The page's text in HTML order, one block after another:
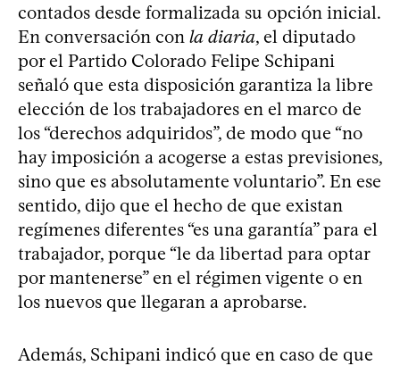
contados desde formalizada su opción inicial.
En conversación con la diaria, el diputado
por el Partido Colorado Felipe Schipani
señaló que esta disposición garantiza la libre
elección de los trabajadores en el marco de
los “derechos adquiridos”, de modo que “no
hay imposición a acogerse a estas previsiones,
sino que es absolutamente voluntario”. En ese
sentido, dijo que el hecho de que existan
regímenes diferentes “es una garantía” para el
trabajador, porque “le da libertad para optar
por mantenerse” en el régimen vigente o en
los nuevos que llegaran a aprobarse.
Además, Schipani indicó que en caso de que